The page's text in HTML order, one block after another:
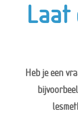
Laat
Heb je een